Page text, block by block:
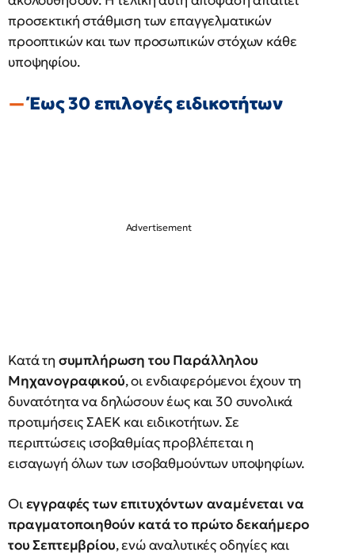
προσεκτική στάθμιση των επαγγελματικών
προοπτικών και των προσωπικών στόχων κάθε
υποψηφίου.
Έως 30 επιλογές ειδικοτήτων
Κατά τη συμπλήρωση του Παράλληλου
Μηχανογραφικού, οι ενδιαφερόμενοι έχουν τη
δυνατότητα να δηλώσουν έως και 30 συνολικά
προτιμήσεις ΣΑΕΚ και ειδικοτήτων. Σε
περιπτώσεις ισοβαθμίας προβλέπεται η
εισαγωγή όλων των ισοβαθμούντων υποψηφίων.
Οιεγγραφές των επιτυχόντων αναμένεται να
πραγματοποιηθούν κατά το πρώτο δεκαήμερο
του Σεπτεμβρίου, ενώ αναλυτικές οδηγίες και